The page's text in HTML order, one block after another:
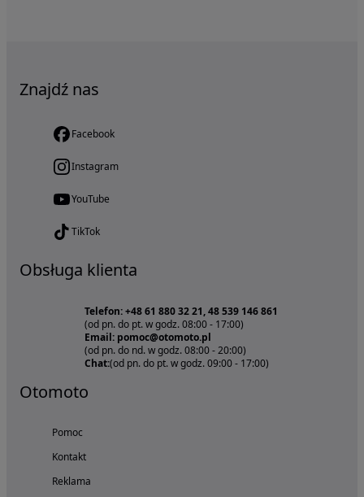
Znajdź nas
Facebook
Instagram
YouTube
TikTok
Obsługa klienta
Telefon: +48 61 880 32 21, 48 539 146 861
(od pn. do pt. w godz. 08:00 - 17:00)
Email: pomoc@otomoto.pl
(od pn. do nd. w godz. 08:00 - 20:00)
Chat:(od pn. do pt. w godz. 09:00 - 17:00)
Otomoto
Pomoc
Kontakt
Reklama